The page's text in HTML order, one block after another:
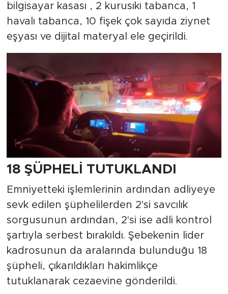
bilgisayar kasası , 2 kurusıkı tabanca, 1
havalı tabanca, 10 fişek çok sayıda ziynet
eşyası ve dijital materyal ele geçirildi.
18 ŞÜPHELİ TUTUKLANDI
Emniyetteki işlemlerinin ardından adliyeye
sevk edilen şüphelilerden 2'si savcılık
sorgusunun ardından, 2'si ise adli kontrol
şartıyla serbest bırakıldı. Şebekenin lider
kadrosunun da aralarında bulunduğu 18
şüpheli, çıkarıldıkları hakimlikçe
tutuklanarak cezaevine gönderildi.